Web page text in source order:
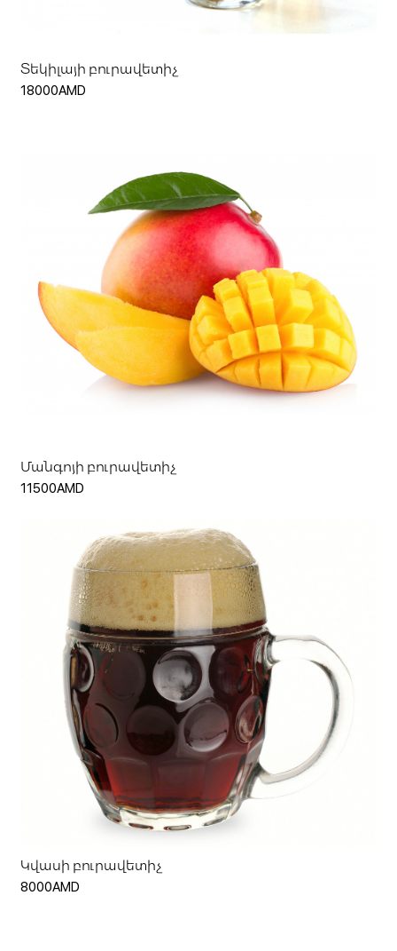
Տեկիլայի բուրավետիչ
18000AMD
Մանգոյի բուրավետիչ
11500AMD
Ավելացնել զամբյուղ
Կվասի բուրավետիչ
8000AMD
Ավելացնել զամբյուղ